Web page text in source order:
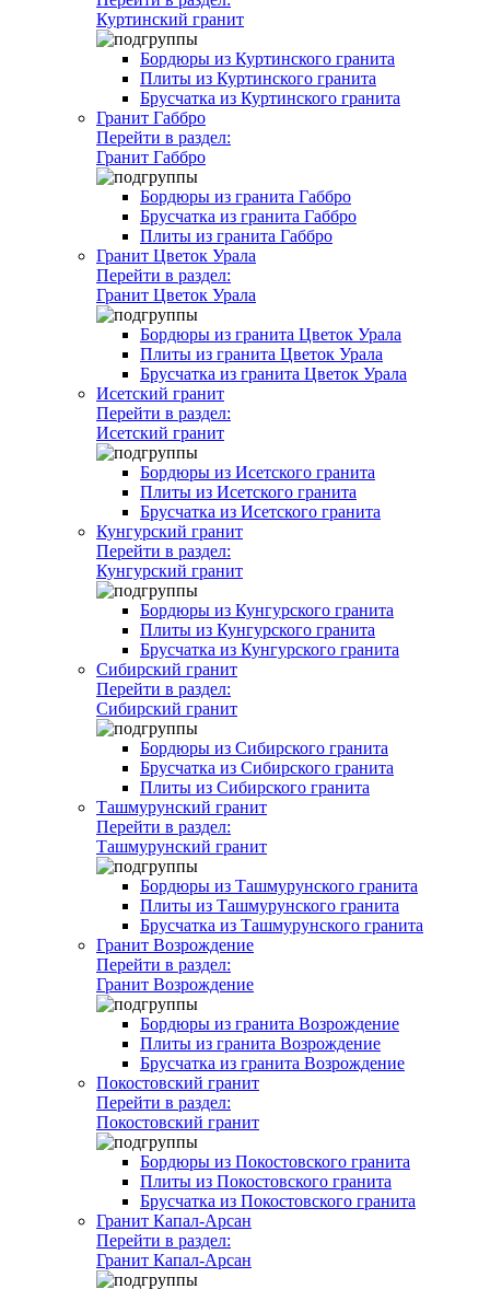
Куртинский гранит
Бордюры из Куртинского гранита
Плиты из Куртинского гранита
Брусчатка из Куртинского гранита
Гранит Габбро
Перейти в раздел:
Гранит Габбро
Бордюры из гранита Габбро
Брусчатка из гранита Габбро
Плиты из гранита Габбро
Гранит Цветок Урала
Перейти в раздел:
Гранит Цветок Урала
Бордюры из гранита Цветок Урала
Плиты из гранита Цветок Урала
Брусчатка из гранита Цветок Урала
Исетский гранит
Перейти в раздел:
Исетский гранит
Бордюры из Исетского гранита
Плиты из Исетского гранита
Брусчатка из Исетского гранита
Кунгурский гранит
Перейти в раздел:
Кунгурский гранит
Бордюры из Кунгурского гранита
Плиты из Кунгурского гранита
Брусчатка из Кунгурского гранита
Сибирский гранит
Перейти в раздел:
Сибирский гранит
Бордюры из Сибирского гранита
Брусчатка из Сибирского гранита
Плиты из Сибирского гранита
Ташмурунский гранит
Перейти в раздел:
Ташмурунский гранит
Бордюры из Ташмурунского гранита
Плиты из Ташмурунского гранита
Брусчатка из Ташмурунского гранита
Гранит Возрождение
Перейти в раздел:
Гранит Возрождение
Бордюры из гранита Возрождение
Плиты из гранита Возрождение
Брусчатка из гранита Возрождение
Покостовский гранит
Перейти в раздел:
Покостовский гранит
Бордюры из Покостовского гранита
Плиты из Покостовского гранита
Брусчатка из Покостовского гранита
Гранит Капал-Арсан
Перейти в раздел:
Гранит Капал-Арсан